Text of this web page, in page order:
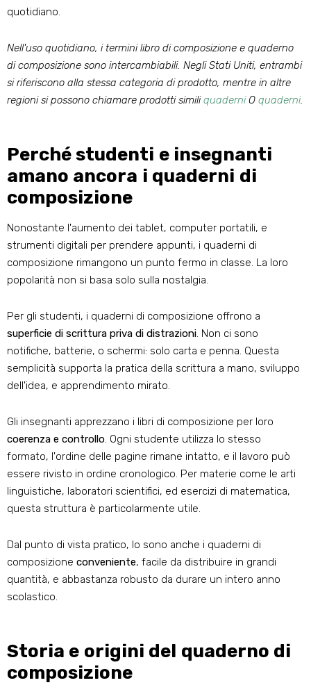
quotidiano.
Nell'uso quotidiano, i termini libro di composizione e quaderno
di composizione sono intercambiabili. Negli Stati Uniti, entrambi
si riferiscono alla stessa categoria di prodotto, mentre in altre
regioni si possono chiamare prodotti similiquaderniO quaderni.
Perché studenti e insegnanti
amano ancora i quaderni di
composizione
Nonostante l'aumento dei tablet, computer portatili, e
strumenti digitali per prendere appunti, i quaderni di
composizione rimangono un punto fermo in classe. La loro
popolarità non si basa solo sulla nostalgia.
Per gli studenti, i quaderni di composizione offrono a
superficie di scrittura priva di distrazioni. Non ci sono
notifiche, batterie, o schermi: solo carta e penna. Questa
semplicità supporta la pratica della scrittura a mano, sviluppo
dell'idea, e apprendimento mirato.
Gli insegnanti apprezzano i libri di composizione per loro
coerenza e controllo. Ogni studente utilizza lo stesso
formato, l'ordine delle pagine rimane intatto, e il lavoro può
essere rivisto in ordine cronologico. Per materie come le arti
linguistiche, laboratori scientifici, ed esercizi di matematica,
questa struttura è particolarmente utile.
Dal punto di vista pratico, lo sono anche i quaderni di
composizione conveniente, facile da distribuire in grandi
quantità, e abbastanza robusto da durare un intero anno
scolastico.
Storia e origini del quaderno di
composizione